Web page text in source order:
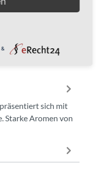
Warenkorb
sich mit
Starke Aromen von
&